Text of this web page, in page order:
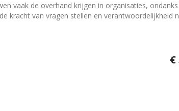
vaak de overhand krijgen in organisaties,
kracht van vragen stellen en verantwoordelijkheid
€